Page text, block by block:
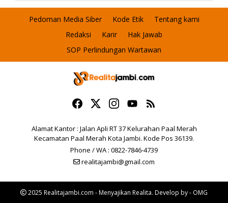
Pedoman Media Siber Kode Etik
Tentang kami
Redaksi
Karir
Hak Jawab
SOP Perlindungan Wartawan
Alamat Kantor : Jalan Apli RT 37 Kelurahan Paal Merah
Kecamatan Paal Merah Kota Jambi. Kode Pos 36139.
Phone / WA : 0822-7846-4739
realitajambi@gmail.com
2025 Realitajambi.com - Menyajikan Realita. Develop by - OMG